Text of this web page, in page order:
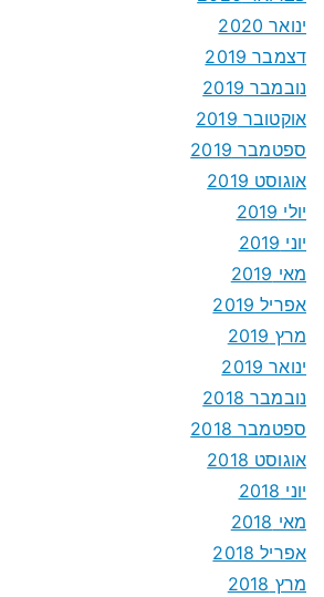
ינואר 2020
דצמבר 2019
נובמבר 2019
אוקטובר 2019
ספטמבר 2019
אוגוסט 2019
יולי 2019
יוני 2019
מאי 2019
אפריל 2019
מרץ 2019
ינואר 2019
נובמבר 2018
ספטמבר 2018
אוגוסט 2018
יוני 2018
מאי 2018
אפריל 2018
מרץ 2018